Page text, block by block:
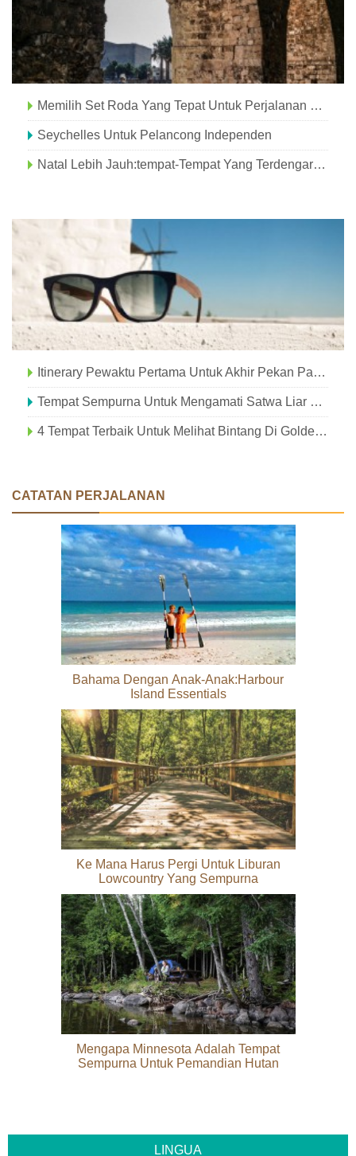
Memilih Set Roda Yang Tepat Untuk Perjalanan Klasik
Seychelles Untuk Pelancong Independen
Natal Lebih Jauh:tempat-Tempat Yang Terdengar Sempurna Untuk Liburan Yang Meriah
Itinerary Pewaktu Pertama Untuk Akhir Pekan Panjang Yang Sempurna Di Seattle
Tempat Sempurna Untuk Mengamati Satwa Liar Di Hampir Surga
4 Tempat Terbaik Untuk Melihat Bintang Di Golden Isles
CATATAN PERJALANAN
Bahama Dengan Anak-Anak:Harbour
Island Essentials
Ke Mana Harus Pergi Untuk Liburan
Lowcountry Yang Sempurna
Mengapa Minnesota Adalah Tempat
Sempurna Untuk Pemandian Hutan